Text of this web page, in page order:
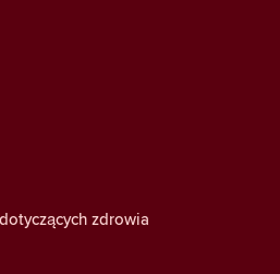
zdrowia